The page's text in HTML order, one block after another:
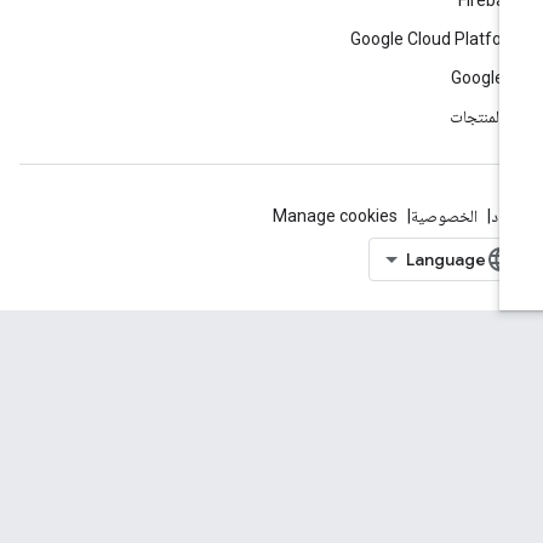
Google Cloud
Google
المنتجات
الخصوصية Manage cookies